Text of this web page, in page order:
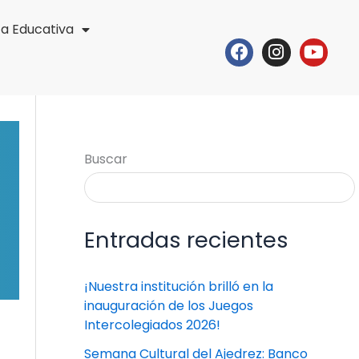
Educativa
Facebook
Buscar
Entradas recientes
¡Nuestra institución brilló en la
inauguración de los Juegos
Intercolegiados 2026!
Semana Cultural del Ajedrez: Banco